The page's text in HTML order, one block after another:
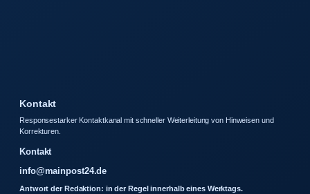
Kontakt
Responsestarker Kontaktkanal mit schneller Weiterleitung von Hinweisen und
Korrekturen.
Kontakt
info@mainpost24.de
Antwort der Redaktion: in der Regel innerhalb eines Werktags.